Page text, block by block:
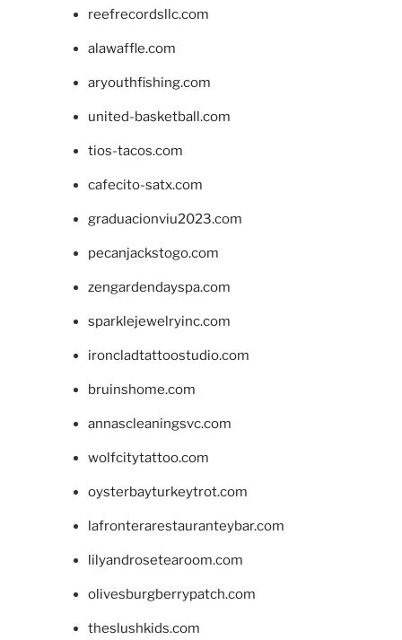
reefrecordsllc.com
alawaffle.com
aryouthfishing.com
united-basketball.com
tios-tacos.com
cafecito-satx.com
graduacionviu2023.com
pecanjackstogo.com
zengardendayspa.com
sparklejewelryinc.com
ironcladtattoostudio.com
bruinshome.com
annascleaningsvc.com
wolfcitytattoo.com
oysterbayturkeytrot.com
lafronterarestauranteybar.com
lilyandrosetearoom.com
olivesburgberrypatch.com
theslushkids.com